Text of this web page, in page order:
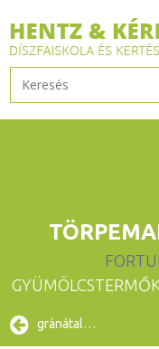
GYÜMÖLCSTERMŐK
gránátalma